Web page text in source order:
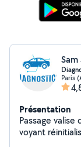
Sam
Paris
Présentation
Passage
voyant